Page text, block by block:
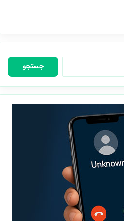
جستجو
برای: